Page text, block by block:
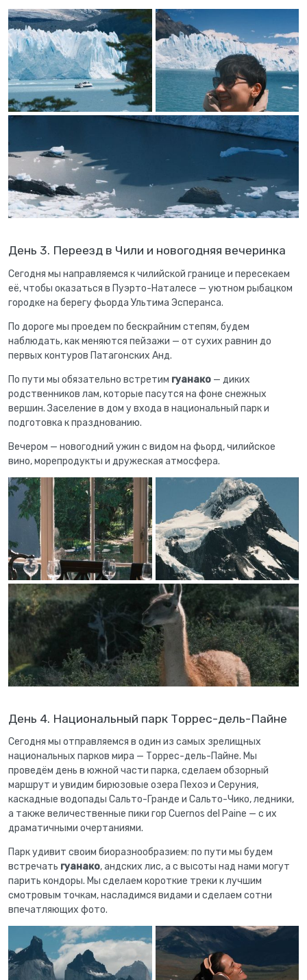
День 3. Переезд в Чили и новогодняя вечеринка
Сегодня мы направляемся к чилийской границе и пересекаем
её, чтобы оказаться в Пуэрто-Наталесе — уютном рыбацком
городке на берегу фьорда Ультима Эсперанса.
По дороге мы проедем по бескрайним степям, будем
наблюдать, как меняются пейзажи — от сухих равнин до
первых контуров Патагонских Анд.
По пути мы обязательно встретим гуанако — диких
родственников лам, которые пасутся на фоне снежных
вершин. Заселение в дом у входа в национальный парк и
подготовка к празднованию.
Вечером — новогодний ужин с видом на фьорд, чилийское
вино, морепродукты и дружеская атмосфера.
День 4. Национальный парк Торрес-дель-Пайне
Сегодня мы отправляемся в один из самых зрелищных
национальных парков мира — Торрес-дель-Пайне. Мы
проведём день в южной части парка, сделаем обзорный
маршрут и увидим бирюзовые озера Пехоэ и Серуния,
каскадные водопады Сальто-Гранде и Сальто-Чико, ледники,
а также величественные пики гор Cuernos del Paine — с их
драматичными очертаниями.
Парк удивит своим биоразнообразием: по пути мы будем
встречать гуанако, андских лис, а с высоты над нами могут
парить кондоры. Мы сделаем короткие треки к лучшим
смотровым точкам, насладимся видами и сделаем сотни
впечатляющих фото.